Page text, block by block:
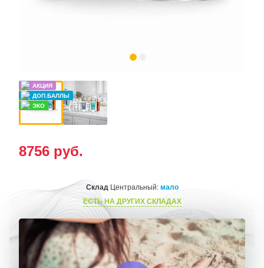
8756 руб.
СкладЦентральный: мало
ЕСТЬ НА ДРУГИХ СКЛАДАХ